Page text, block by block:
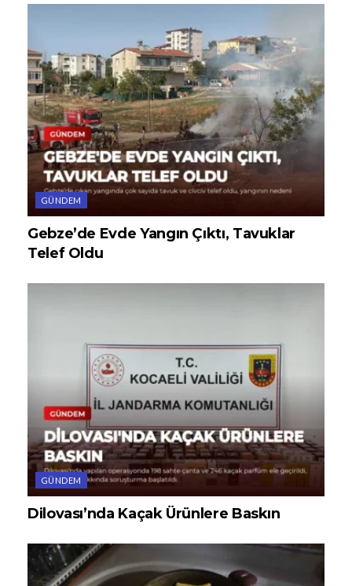
GÜNDEM
Gebze’de Evde Yangın Çıktı, Tavuklar
Telef Oldu
GÜNDEM
Dilovası’nda Kaçak Ürünlere Baskın